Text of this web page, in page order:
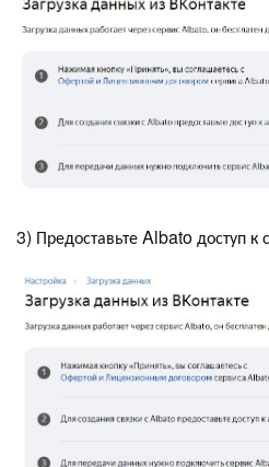
3) Предоставьте Albato доступ к